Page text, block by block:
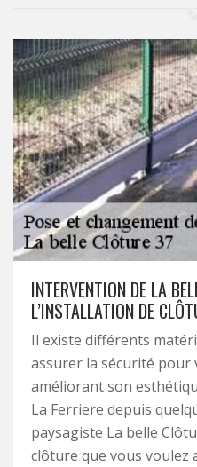
INTERVENTION DE LA
L’INSTALLATION DE
Il existe différents
assurer la sécurité
améliorant son
La Ferriere depuis
paysagiste La belle
clôture que vous voulez